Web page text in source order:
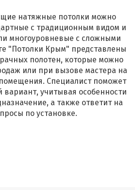
натяжные потолки можно
с традиционным видом и
многоуровневые с сложными
"Потолки Крым" представлены
полотен, которые можно
или при вызове мастера на
Специалист поможет
учитывая особенности
а также ответит на
по установке.